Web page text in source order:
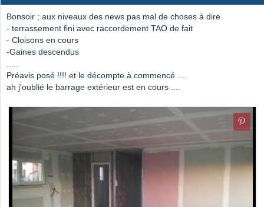
Bonsoir ; aux niveaux des news pas mal de choses à dire
- terrassement fini avec raccordement TAO de fait
- Cloisons en cours
-Gaines descendus
.....
Préavis posé !!!! et le décompte à commencé ....
ah j'oublié le barrage extérieur est en cours ....